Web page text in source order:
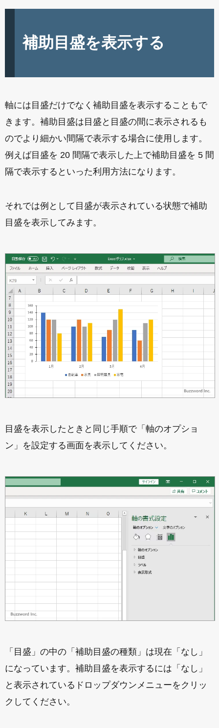
補助目盛を表示する
軸には目盛だけでなく補助目盛を表示することもで
きます。補助目盛は目盛と目盛の間に表示されるも
のでより細かい間隔で表示する場合に使用します。
例えば目盛を 20 間隔で表示した上で補助目盛を 5 間
隔で表示するといった利用方法になります。
それでは例として目盛が表示されている状態で補助
目盛を表示してみます。
目盛を表示したときと同じ手順で「軸のオプショ
ン」を設定する画面を表示してください。
「目盛」の中の「補助目盛の種類」は現在「なし」
になっています。補助目盛を表示するには「なし」
と表示されているドロップダウンメニューをクリッ
クしてください。